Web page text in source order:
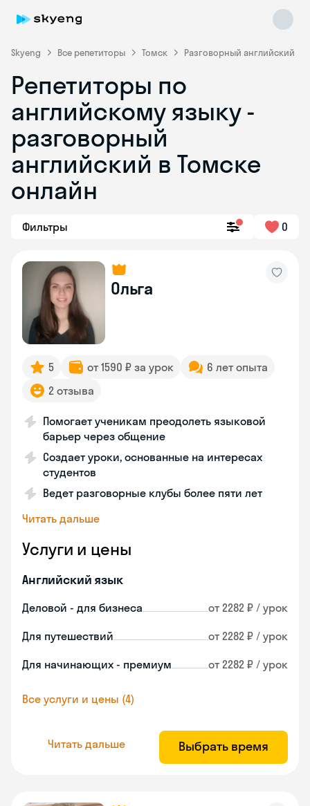
Skyeng Все репетиторы Томск Разговорный английский
Репетиторы по
английскому языку -
разговорный
английский в Томске
онлайн
Фильтры 0
Ольга
5 от 1590 ₽ за урок
6 лет опыта
2 отзыва
Помогает ученикам преодолеть языковой
барьер через общение
Создает уроки, основанные на интересах
студентов
Ведет разговорные клубы более пяти лет
Читать дальше
Услуги и цены
Английский язык
Деловой - для бизнеса от 2282 ₽ / урок
Для путешествий от 2282 ₽ / урок
Для начинающих - премиум от 2282 ₽ / урок
Все услуги и цены (4)
Читать дальше Выбрать время
Skyeng Chat
online